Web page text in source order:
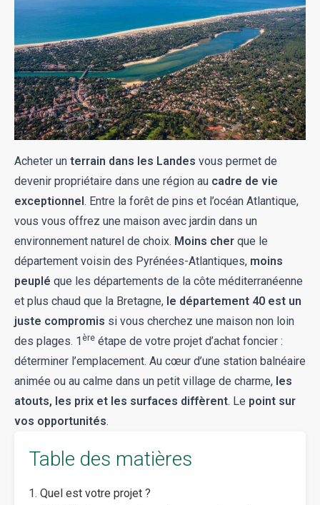
Acheter un terrain dans les Landes vous permet de
devenir propriétaire dans une région au cadre de vie
exceptionnel. Entre la forêt de pins et l’océan Atlantique,
vous vous offrez une maison avec jardin dans un
environnement naturel de choix. Moins cher que le
département voisin des Pyrénées-Atlantiques, moins
peuplé que les départements de la côte méditerranéenne
et plus chaud que la Bretagne, le département 40 est un
juste compromis si vous cherchez une maison non loin
des plages. 1 ère étape de votre projet d’achat foncier :
déterminer l’emplacement. Au cœur d’une station balnéaire
animée ou au calme dans un petit village de charme, les
atouts, les prix et les surfaces diffèrent. Le point sur
vos opportunités.
Table des matières
Quel est votre projet ?